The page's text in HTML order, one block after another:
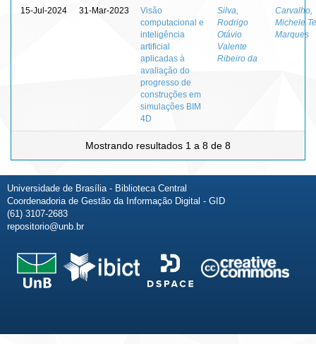
15-Jul-2024 31-Mar-2023
Visão
computacional e
inteligência
artificial
aplicadas à
avaliação do
progresso de
construções em
simulações BIM
4D
Silva,
Rodrigo
Otávio
Valente
Ribeiro da
Carvalho,
Michele
Marques
Mostrando resultados 1 a 8 de 8
Universidade de Brasília - Biblioteca Central
Coordenadoria de Gestão da Informação Digital - GID
(61) 3107-2683
repositorio@unb.br